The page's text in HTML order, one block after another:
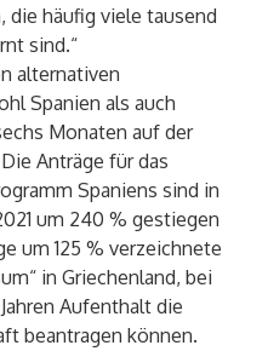
die häufig viele tausend
sind.“
alternativen
Spanien als auch
Monaten auf der
Anträge für das
Spaniens sind in
um 240 % gestiegen
um 125 % verzeichnete
in Griechenland, bei
Aufenthalt die
beantragen können.